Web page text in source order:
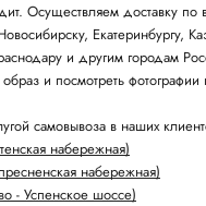
Осуществляем доставку по
Екатеринбургу,
и другим городам
и посмотреть фотографии
самовывоза в наших
набережная)
набережная)
- Успенское шоссе)